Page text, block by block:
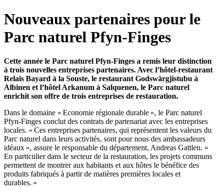
Nouveaux partenaires pour le
Parc naturel Pfyn-Finges
Cette année le Parc naturel Pfyn-Finges a remis leur distinction
à trois nouvelles entreprises partenaires. Avec l’hôtel-restaurant
Relais Bayard à la Souste, le restaurant Godswärgjistubu à
Albinen et l’hôtel Arkanum à Salquenen, le Parc naturel
enrichit son offre de trois entreprises de restauration.
Dans le domaine « Economie régionale durable », le Parc naturel
Pfyn-Finges conclut des contrats de partenariat avec les entreprises
locales. « Ces entreprises partenaires, qui représentent les valeurs du
Parc naturel dans leurs activités, sont pour nous des ambassadeurs
idéaux », assure le responsable du département, Andreas Gattlen. «
En particulier dans le secteur de la restauration, les projets communs
permettent de montrer aux habitants et aux hôtes le bénéfice des
produits fabriqués à partir de matières premières locales et
durables. »